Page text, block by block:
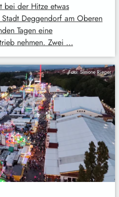
bei der Hitze etwas
Deggendorf am Oberen
Tagen eine
nehmen. Zwei …
Foto: Simone Rieger